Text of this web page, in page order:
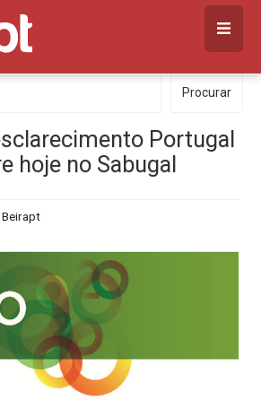
Procurar
Portugal
hoje no Sabugal
Beirapt